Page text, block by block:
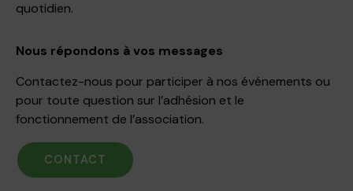
quotidien.
Nous répondons à vos messages
Contactez-nous pour participer à nos événements ou
pour toute question sur l’adhésion et le
fonctionnement de l’association.
CONTACT